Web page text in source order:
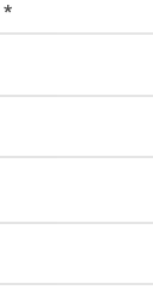
*